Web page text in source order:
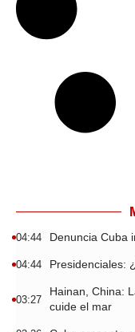
04:44 Denuncia Cuba
04:44 Presidenciales:
03:27
Hainan, China:
cuide el mar